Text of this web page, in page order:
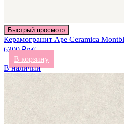
Быстрый просмотр
Керамогранит Ape Ceramica
6300 ₽/м²
В корзину
В наличии